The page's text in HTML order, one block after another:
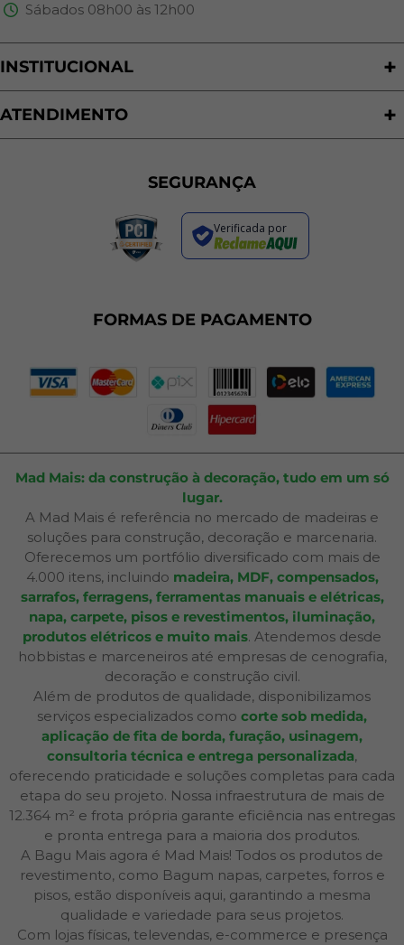
Sábados 08h00 às 12h00
INSTITUCIONAL
Quem Somos
Nossas Lojas
ATENDIMENTO
Política de Privacidade
Trocas e Devoluções
Regras de Promoções
Termos de Uso
Plano de Corte
SEGURANÇA
Verificada por
FORMAS DE PAGAMENTO
Mad Mais: da construção à decoração, tudo em um só
lugar.
A Mad Mais é referência no mercado de madeiras e
soluções para construção, decoração e marcenaria.
Oferecemos um portfólio diversificado com mais de
4.000 itens, incluindo madeira, MDF, compensados,
sarrafos, ferragens, ferramentas manuais e elétricas,
napa, carpete, pisos e revestimentos, iluminação,
produtos elétricos e muito mais. Atendemos desde
hobbistas e marceneiros até empresas de cenografia,
decoração e construção civil.
Além de produtos de qualidade, disponibilizamos
serviços especializados como corte sob medida,
aplicação de fita de borda, furação, usinagem,
consultoria técnica e entrega personalizada,
oferecendo praticidade e soluções completas para cada
etapa do seu projeto. Nossa infraestrutura de mais de
12.364 m² e frota própria garante eficiência nas entregas
e pronta entrega para a maioria dos produtos.
A Bagu Mais agora é Mad Mais! Todos os produtos de
revestimento, como Bagum napas, carpetes, forros e
pisos, estão disponíveis aqui, garantindo a mesma
qualidade e variedade para seus projetos.
Com lojas físicas, televendas, e-commerce e presença